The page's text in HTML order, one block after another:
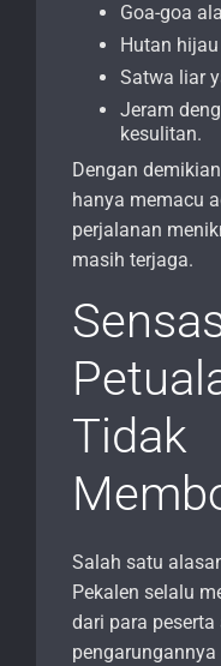
Goa-goa
Hutan
Satwa liar
Jeram
kesulitan.
Dengan
hanya memacu
perjalanan
masih terjaga.
Tidak
Salah satu
Pekalen selalu
dari para